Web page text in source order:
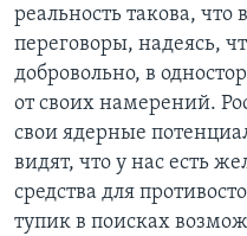
реальность такова,
переговоры, надеясь,
добровольно, в
от своих намерений.
свои ядерные
видят, что у нас есть
средства для
тупик в поисках